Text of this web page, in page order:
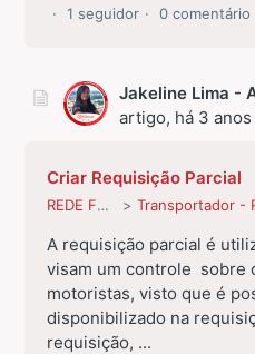
1 seguidor
0 comentário
Jakeline Lima -
artigo, há 3 anos
Criar Requisição Parcial
REDE FROTA Transportador -
A requisição parcial é
visam um controle sobre
motoristas, visto que é
disponibilizado na
requisição, ...